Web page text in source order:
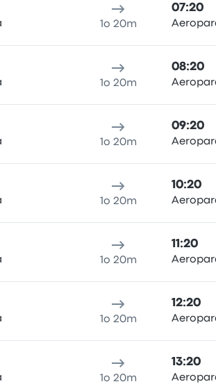
1o 20m
07:20
1o 20m
08:20
1o 20m
09:20
1o 20m
10:20
1o 20m
11:20
1o 20m
12:20
1o 20m
13:20